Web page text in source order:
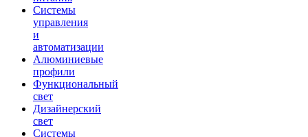
Системы
управления
и
автоматизации
Алюминиевые
профили
Функциональный
свет
Дизайнерский
свет
Системы